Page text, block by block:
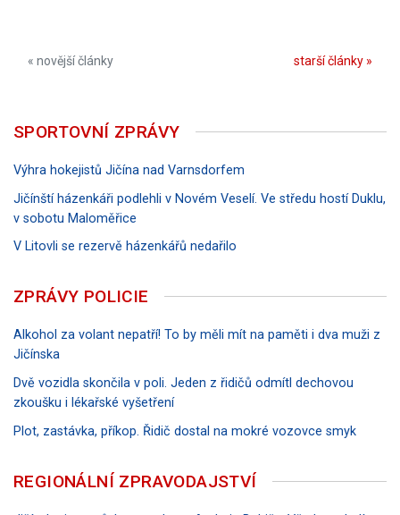
« novější články starší články »
SPORTOVNÍ ZPRÁVY
Výhra hokejistů Jičína nad Varnsdorfem
Jičínští házenkáři podlehli v Novém Veselí. Ve středu hostí Duklu,
v sobotu Maloměřice
V Litovli se rezervě házenkářů nedařilo
ZPRÁVY POLICIE
Alkohol za volant nepatří! To by měli mít na paměti i dva muži z
Jičínska
Dvě vozidla skončila v poli. Jeden z řidičů odmítl dechovou
zkoušku i lékařské vyšetření
Plot, zastávka, příkop. Řidič dostal na mokré vozovce smyk
REGIONÁLNÍ ZPRAVODAJSTVÍ